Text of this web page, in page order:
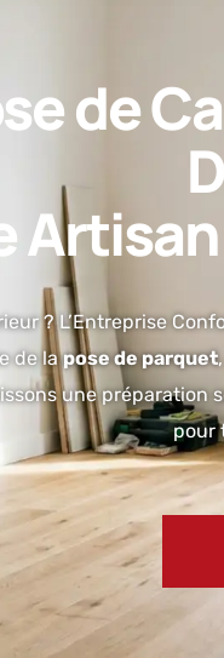
de
? L’Entreprise
de lapose de parquet
une
pour